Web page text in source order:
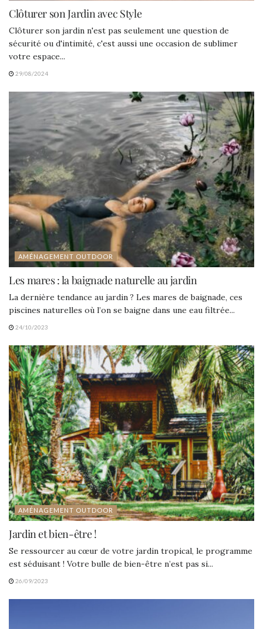
Clôturer son Jardin avec Style
Clôturer son jardin n'est pas seulement une question de
sécurité ou d'intimité, c'est aussi une occasion de sublimer
votre espace...
29/08/2024
AMÉNAGEMENT OUTDOOR
Les mares : la baignade naturelle au jardin
La dernière tendance au jardin ? Les mares de baignade, ces
piscines naturelles où l’on se baigne dans une eau filtrée...
24/10/2023
AMÉNAGEMENT OUTDOOR
Jardin et bien-être !
Se ressourcer au cœur de votre jardin tropical, le programme
est séduisant ! Votre bulle de bien-être n’est pas si...
26/09/2023